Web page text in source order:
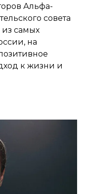
Альфа-
совета
самых
на
к жизни и